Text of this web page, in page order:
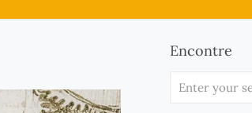
Encontre